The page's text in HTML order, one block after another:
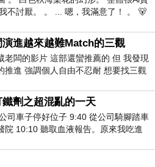
不討厭。 。 ... 嗯，我滿意了！ 。 🐻
演進越來越難Match的三觀
老闆的影片 這部還蠻推薦的 但 我發現
推進 強調個人自由不忍耐 想要找三觀
說對象 連朋友都超
劑之超混亂的一天
司車子停好位子 9:40 從公司騎腳踏車
院 10:10 聽取血液報告。原來我吃進
可保並非沒有吸收而是超